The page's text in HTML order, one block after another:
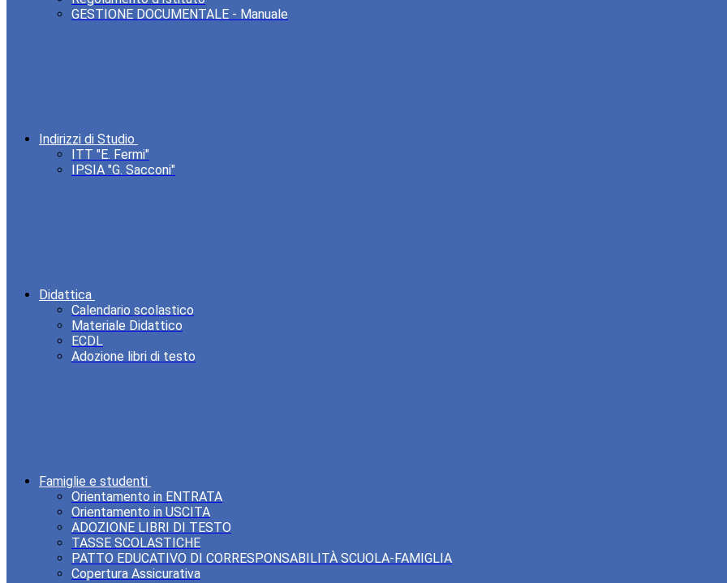
GESTIONE DOCUMENTALE - Manuale
Indirizzi di Studio
ITT "E. Fermi"
IPSIA "G. Sacconi"
Didattica
Calendario scolastico
Materiale Didattico
ECDL
Adozione libri di testo
Famiglie e studenti
Orientamento in ENTRATA
Orientamento in USCITA
ADOZIONE LIBRI DI TESTO
TASSE SCOLASTICHE
PATTO EDUCATIVO DI CORRESPONSABILITÀ SCUOLA-FAMIGLIA
Copertura Assicurativa